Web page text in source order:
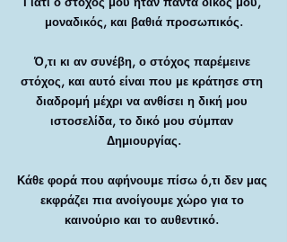
μοναδικός, και βαθιά προσωπικός.
Ό,τι κι αν συνέβη, ο στόχος παρέμεινε
στόχος, και αυτό είναι που με κράτησε στη
διαδρομή μέχρι να ανθίσει η δική μου
ιστοσελίδα, το δικό μου σύμπαν
Δημιουργίας.
Κάθε φορά που αφήνουμε πίσω ό,τι δεν μας
εκφράζει πια ανοίγουμε χώρο για το
καινούριο και το αυθεντικό.